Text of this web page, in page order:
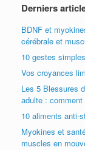
Derniers
BDNF et
cérébrale et
10 gestes
Vos croyances
Les 5 Blessures
adulte : comment
10 aliments anti-
Myokines et
muscles en